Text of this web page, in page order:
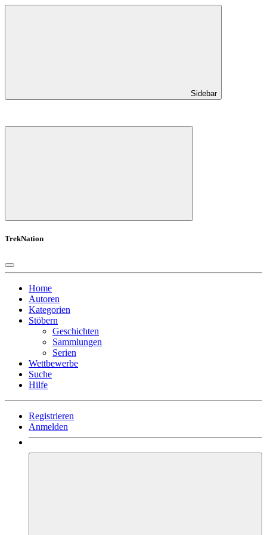
Sidebar
TrekNation
Home
Autoren
Kategorien
Stöbern
Geschichten
Sammlungen
Serien
Wettbewerbe
Suche
Hilfe
Registrieren
Anmelden